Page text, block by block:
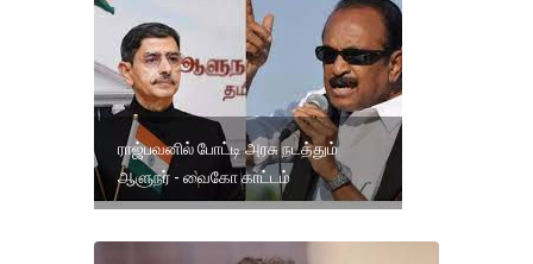
ராஜ்பவனில் போட்டி அரசு நடத்தும்
ஆளுநர் - வைகோ காட்டம்